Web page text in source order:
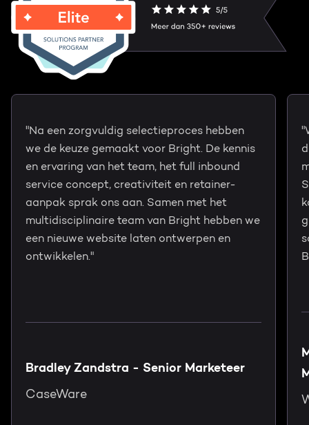
"Na een zorgvuldig selectieproces hebben
we de keuze gemaakt voor Bright. De kennis
en ervaring van het team, het full inbound
service concept, creativiteit en retainer-
aanpak sprak ons aan. Samen met het
multidisciplinaire team van Bright hebben we
een nieuwe website laten ontwerpen en
ontwikkelen."
Bradley Zandstra - Senior Marketeer
CaseWare